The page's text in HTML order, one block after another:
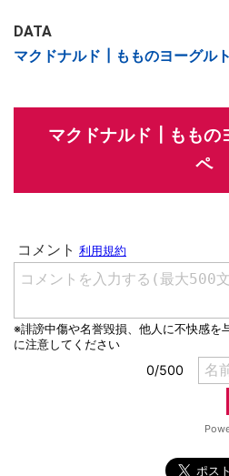
DATA
マクドナルド┃もものヨーグル
マクドナルド┃ももの
ペ